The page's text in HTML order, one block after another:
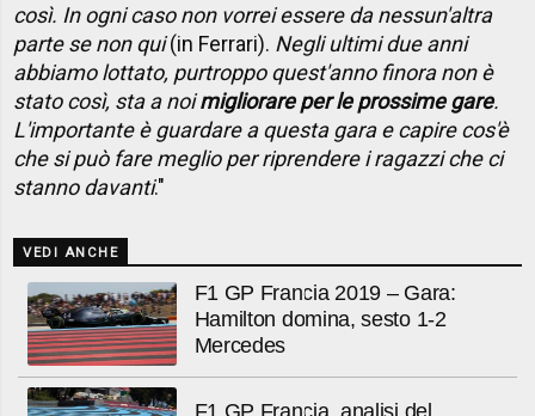
così. In ogni caso non vorrei essere da nessun'altra
parte se non qui(in Ferrari). Negli ultimi due anni
abbiamo lottato, purtroppo quest'anno finora non è
stato così, sta a noimigliorare per le prossime gare.
L'importante è guardare a questa gara e capire cos'è
che si può fare meglio per riprendere i ragazzi che ci
stanno davanti."
VEDI ANCHE
F1 GP Francia 2019 – Gara:
Hamilton domina, sesto 1-2
Mercedes
F1 GP Francia, analisi del